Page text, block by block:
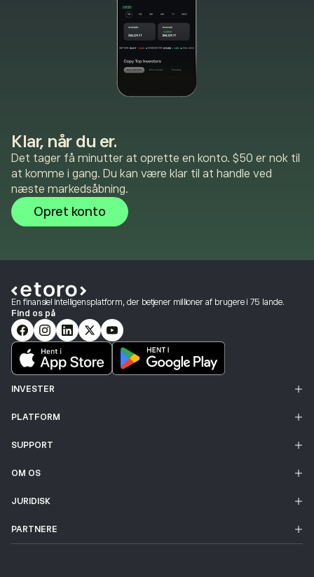
Klar, når du er.
Det tager få minutter at oprette en konto. $50 er nok til
at komme i gang. Du kan være klar til at handle ved
næste markedsåbning.
Opret konto
En finansiel intelligensplatform, der betjener millioner af brugere i 75 lande.
Find os på
INVESTER
PLATFORM
SUPPORT
OM OS
JURIDISK
PARTNERE